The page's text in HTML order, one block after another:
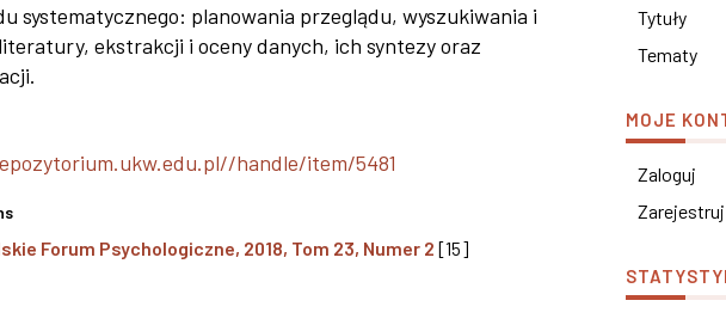
systematycznego: planowania przeglądu, wyszukiwania i
ekstrakcji i oceny danych, ich syntezy oraz
handle/item/5481
Forum Psychologiczne, 2018, Tom 23, Numer 2 [15]
Tytuły
Tematy
MOJE
Zaloguj
Zarejestruj